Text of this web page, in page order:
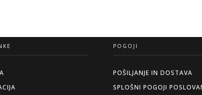
POGOJI
POŠILJANJE IN DOSTAVA
SPLOŠNI POGOJI